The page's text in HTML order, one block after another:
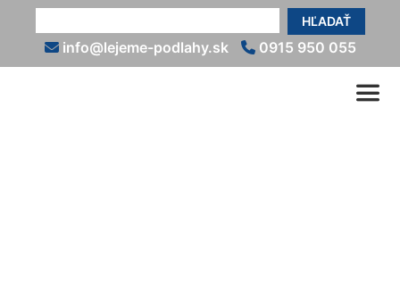
HĽADAŤ
info@lejeme-podlahy.sk 0915 950 055